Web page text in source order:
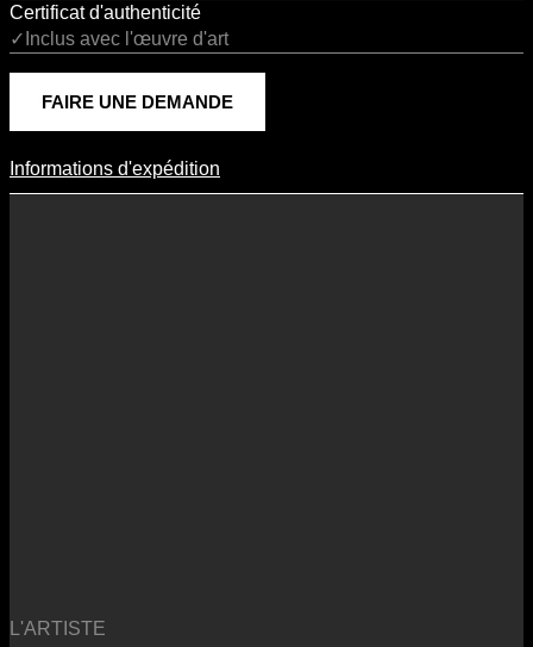
Certificat d'authenticité
✓Inclus avec l'œuvre d'art
FAIRE UNE DEMANDE
Informations D'expédition
Informations d'expédition
L'ARTISTE